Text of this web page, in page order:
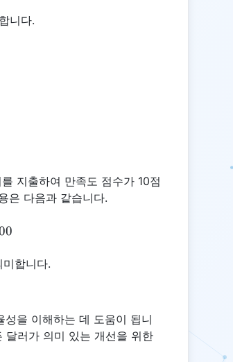
니다.
비용} = \frac{\text{총비용}}{V}
지출하여 만족도 점수가 10점
은 다음과 같습니다.
비용} = \frac{1000}{10} = 100
합니다.
을 이해하는 데 도움이 됩니
달러가 의미 있는 개선을 위한